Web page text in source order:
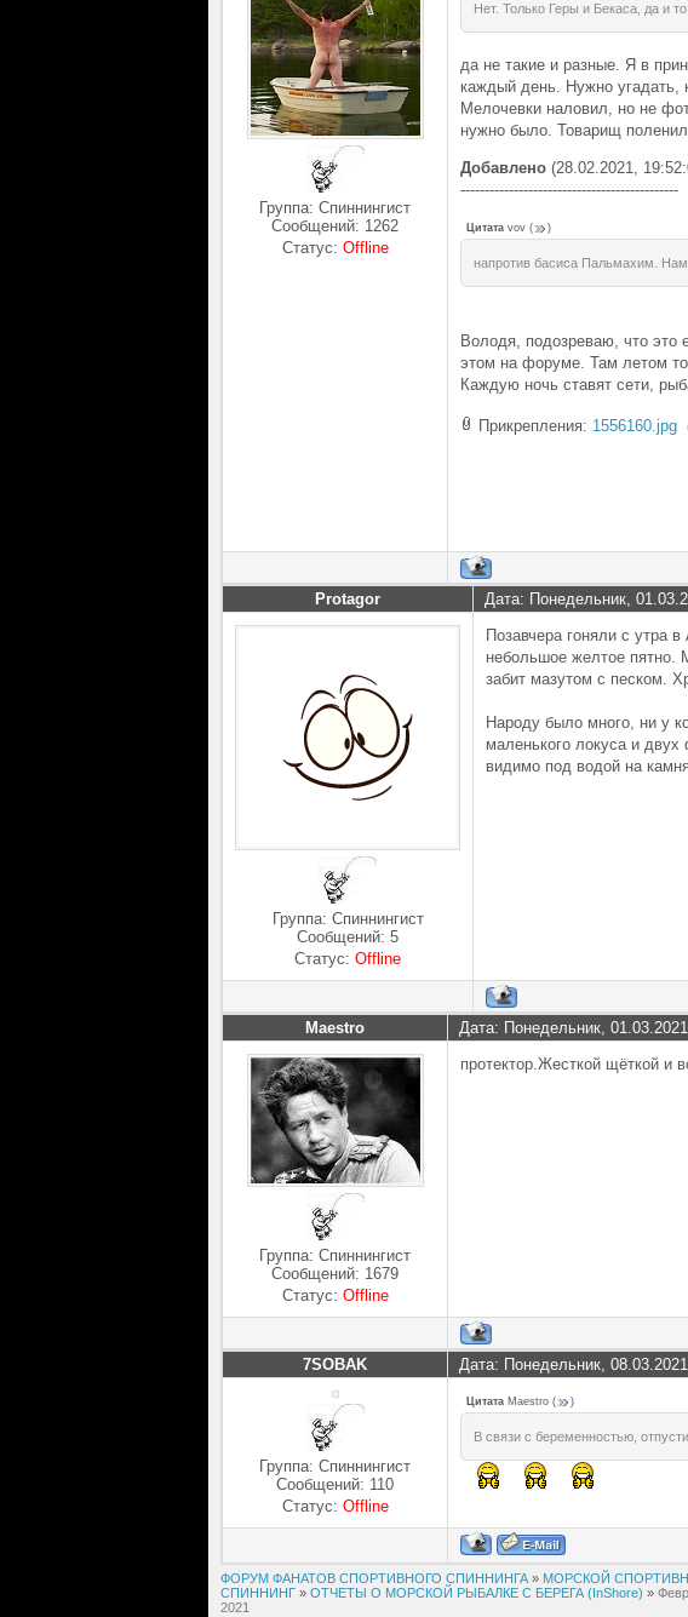
Группа: Спиннингист
Сообщений: 1262
Статус: Offline
Нет. Только Геры и Бекаса, да и
да не такие и разные. Я в
каждый день. Нужно угадать,
Мелочевки наловил, но не
нужно было. Товарищ
Добавлено (28.02.2021,
---------------------------------------------
Цитата vov ( )
напротив басиса Пальмахим.
Володя, подозреваю, что это
этом на форуме. Там летом
Каждую ночь ставят сети,
Прикрепления: 1556160.jpg
Protagor Дата: Понедельник,
Группа: Спиннингист
Сообщений: 5
Статус: Offline
Позавчера гоняли с утра
небольшое желтое пятно.
забит мазутом с песком.
Народу было много, ни у
маленького локуса и
видимо под водой на
Maestro Дата: Понедельник,
Группа: Спиннингист
Сообщений: 1679
Статус: Offline
протектор.Жесткой щёткой и
7SOBAK Дата: Понедельник,
Группа: Спиннингист
Сообщений: 110
Статус: Offline
Цитата Maestro ( )
В связи с беременностью,
ФОРУМ ФАНАТОВ СПОРТИВНОГО СПИННИНГА » МОРСКОЙ
СПИННИНГ » ОТЧЕТЫ О МОРСКОЙ РЫБАЛКЕ С БЕРЕГА (InShore) »
2021